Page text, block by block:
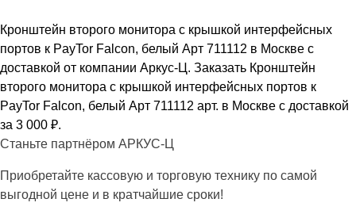
Кронштейн второго монитора с крышкой интерфейсных
портов к PayTor Falcon, белый Арт 711112 в Москве с
доставкой от компании Аркус-Ц. Заказать Кронштейн
второго монитора с крышкой интерфейсных портов к
PayTor Falcon, белый Арт 711112 арт. в Москве с доставкой
за 3 000 ₽.
Станьте партнёром АРКУС-Ц
Приобретайте кассовую и торговую технику по самой
выгодной цене и в кратчайшие сроки!